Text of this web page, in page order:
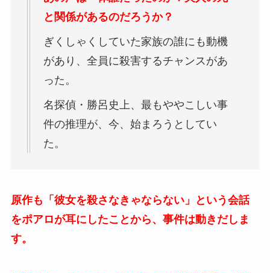
と関係があるのだろうか？
ぎくしゃくしていた家族の誰にも動機
があり、全員に殺害するチャンスがあ
った。
名探偵・勝呂史上、最もややこしい事
件の推理が、今、始まろうとしてい
た。
原作も「彼女を殺さなきゃならない」という会話
をポアロが耳にしたことから、事件は動きだしま
す。